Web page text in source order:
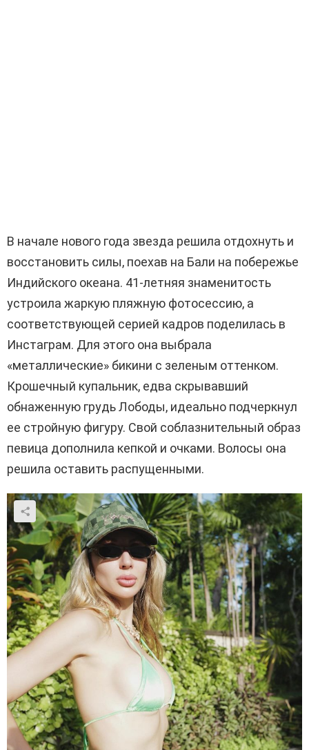
В начале нового года звезда решила отдохнуть и
восстановить силы, поехав на Бали на побережье
Индийского океана. 41-летняя знаменитость
устроила жаркую пляжную фотосессию, а
соответствующей серией кадров поделилась в
Инстаграм. Для этого она выбрала
«металлические» бикини с зеленым оттенком.
Крошечный купальник, едва скрывавший
обнаженную грудь Лободы, идеально подчеркнул
ее стройную фигуру. Свой соблазнительный образ
певица дополнила кепкой и очками. Волосы она
решила оставить распущенными.